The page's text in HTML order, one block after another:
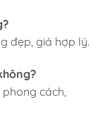
đẹp, giá hợp lý.
cách,